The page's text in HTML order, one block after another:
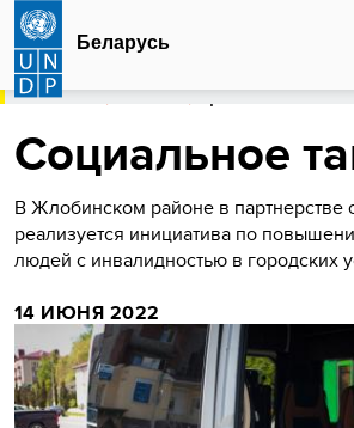
Перейти
основному
содержанию
Беларусь
ГЛАВНАЯ
Социальное
В Жлобинском районе в партнерстве
реализуется инициатива по
людей с инвалидностью в городских
14 ИЮНЯ 2022